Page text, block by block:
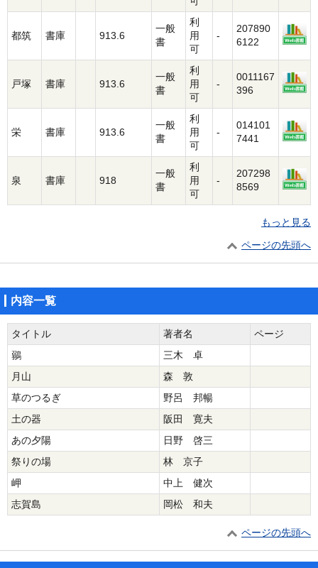
都筑 書庫 913.6
一般
書
利
用
可
-
207890
6122
戸塚 書庫 913.6
一般
書
利
用
可
-
0011167
396
栄 書庫 913.6
一般
書
利
用
可
-
014101
7441
泉 書庫 918
一般
書
利
用
可
-
207298
8569
もっと見る
ページの先頭へ
内容一覧
タイトル 著者名
ページ
鶸
三木 卓
月山
森 敦
草のつるぎ
野呂 邦暢
土の器
阪田 寛夫
あの夕陽
日野 啓三
祭りの場
林 京子
岬
中上 健次
志賀島
岡松 和夫
ページの先頭へ